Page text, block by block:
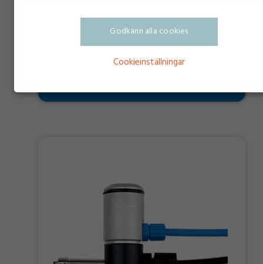
Godkänn alla cookies
Cookieinställningar